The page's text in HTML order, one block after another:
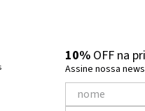
10%OFF na
Assine nossa